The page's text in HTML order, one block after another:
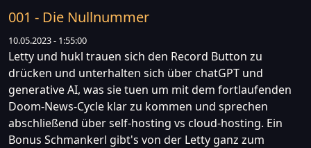
001 - Die Nullnummer
10.05.2023 - 1:55:00
Letty und hukl trauen sich den Record Button zu
drücken und unterhalten sich über chatGPT und
generative AI, was sie tuen um mit dem fortlaufenden
Doom-News-Cycle klar zu kommen und sprechen
abschließend über self-hosting vs cloud-hosting. Ein
Bonus Schmankerl gibt's von der Letty ganz zum